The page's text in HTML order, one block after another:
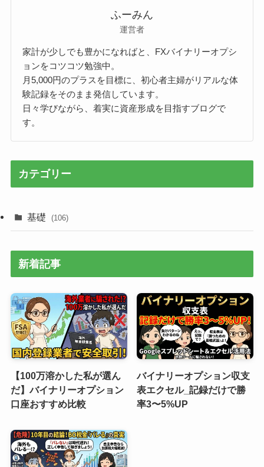
ふーみん
運営者
家計が少しでも豊かになればと、FXバイナリーオプシ
ョンをコツコツ勉強中。
月5,000円のプラスを目標に、初心者主婦がリアルな体
験記録をそのまま発信しています。
日々学びながら、着実に資産形成を目指すブログで
す。
カテゴリー
基礎 (106)
新着記事
【100万溶かした私が選ん
だ】バイナリーオプション
口座おすすめ比較
バイナリーオプション収支
表エクセル_記録だけで勝
率3〜5%UP